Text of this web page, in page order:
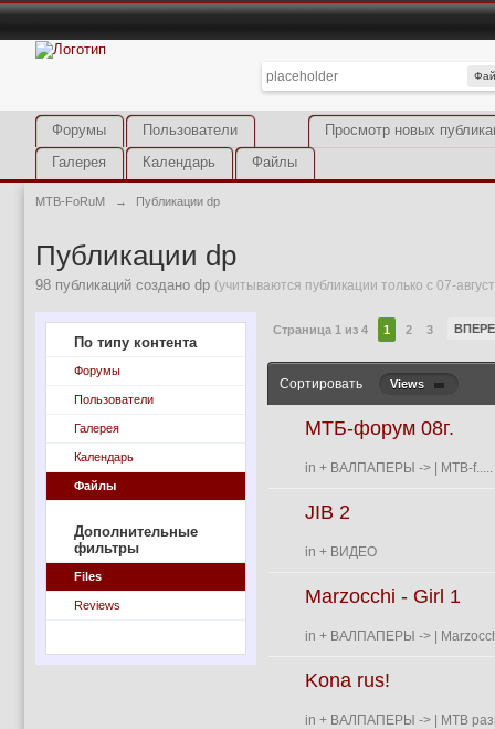
Просмотр новых
Форумы
Пользователи
Галерея
Календарь Файлы
MTB-FoRuM → Публикации dp
Публикации dp
98 публикаций создано dp (учитываются публикации только с 07-
По типу контента
Форумы
Пользователи
Галерея
Календарь
Файлы
Дополнительные
фильтры
Files
Reviews
Страница 1 из 4 1 2 3
Сортировать Views
МТБ-форум 08г.
in + ВАЛПАПЕРЫ -> | MTB-
JIB 2
in + ВИДЕО
Marzocchi - Girl 1
in + ВАЛПАПЕРЫ -> |
Kona rus!
in + ВАЛПАПЕРЫ -> | MTB